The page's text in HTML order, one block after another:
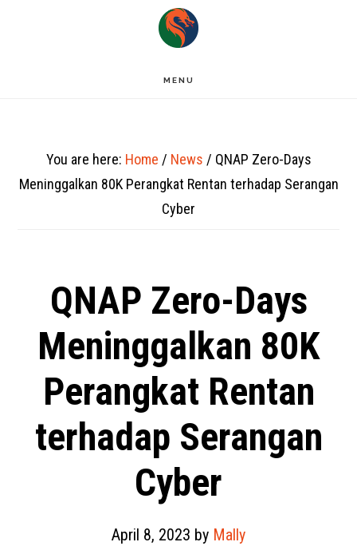
MENU
You are here: Home / News / QNAP Zero-Days
Meninggalkan 80K Perangkat Rentan terhadap Serangan
Cyber
QNAP Zero-Days
Meninggalkan 80K
Perangkat Rentan
terhadap Serangan
Cyber
April 8, 2023 by Mally